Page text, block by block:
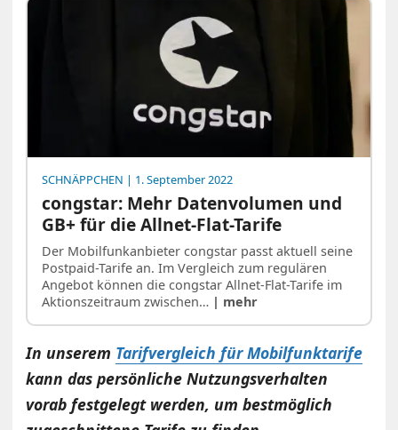
SCHNÄPPCHEN | 1. September 2022
congstar: Mehr Datenvolumen und
GB+ für die Allnet-Flat-Tarife
Der Mobilfunkanbieter congstar passt aktuell seine
Postpaid-Tarife an. Im Vergleich zum regulären
Angebot können die congstar Allnet-Flat-Tarife im
Aktionszeitraum zwischen… | mehr
In unserem Tarifvergleich für Mobilfunktarife
kann das persönliche Nutzungsverhalten
vorab festgelegt werden, um bestmöglich